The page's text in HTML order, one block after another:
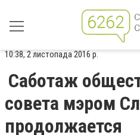
10:38, 2 листопада 2016 р.
Саботаж
совета мэром
продолжается